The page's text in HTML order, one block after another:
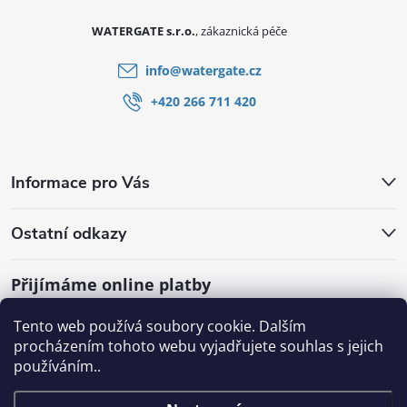
Tento web používá soubory cookie. Dalším
procházením tohoto webu vyjadřujete souhlas s jejich
používáním..
Informace pro Vás
Ostatní odkazy
Přijímáme online platby
WATERGATE s.r.o.
info@watergate.cz
+420 266 711 420